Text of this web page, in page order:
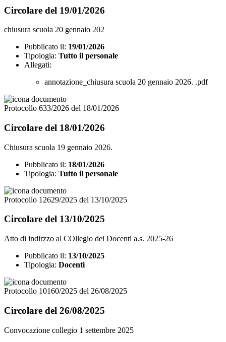
Circolare del 19/01/2026
chiusura scuola 20 gennaio 202
Pubblicato il: 19/01/2026
Tipologia: Tutto il personale
Allegati:
annotazione_chiusura scuola 20 gennaio 2026. .pdf
Protocollo 633/2026 del 18/01/2026
Circolare del 18/01/2026
Chiusura scuola 19 gennaio 2026.
Pubblicato il: 18/01/2026
Tipologia: Tutto il personale
Protocollo 12629/2025 del 13/10/2025
Circolare del 13/10/2025
Atto di indirzzo al COllegio dei Docenti a.s. 2025-26
Pubblicato il: 13/10/2025
Tipologia: Docenti
Protocollo 10160/2025 del 26/08/2025
Circolare del 26/08/2025
Convocazione collegio 1 settembre 2025